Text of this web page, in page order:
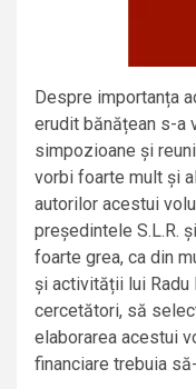
Despre importanța
erudit bănățean s-a
simpozioane și
vorbi foarte mult și
autorilor acestui
președintele S.L.R.
foarte grea, ca din
și activității lui Radu
cercetători, să
elaborarea acestui
financiare trebuia